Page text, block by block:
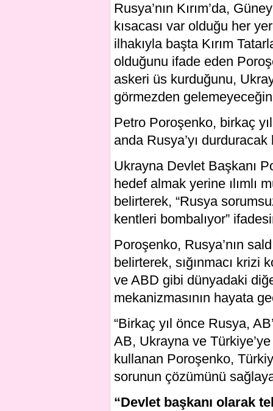
Rusya’nın Kırım’da,
kısacası var olduğu her
ilhakıyla başta Kırım
olduğunu ifade eden
askeri üs kurduğunu,
görmezden
Petro Poroşenko, birkaç
anda Rusya’yı
Ukrayna Devlet Başkanı
hedef almak yerine ılımlı
belirterek, “Rusya
kentleri bombalıyor”
Poroşenko, Rusya’nın
belirterek, sığınmacı
ve ABD gibi dünyadaki
mekanizmasının hayata
“Birkaç yıl önce Rusya,
AB, Ukrayna ve Türkiye’ye
kullanan Poroşenko,
sorunun çözümünü
“Devlet başkanı olarak